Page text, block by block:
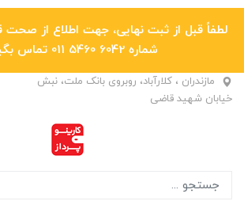
لطفاً قبل از ثبت نهایی، جهت اطلاع از
شماره 6042 5460 011 تماس بگیرید.
مازندران ، کلارآباد، روبروی بانک ملت، نبش
خیابان شهید قاضی